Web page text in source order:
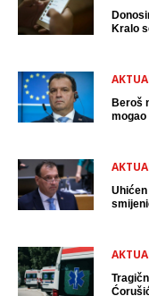
Kralo
Beroš
mogao